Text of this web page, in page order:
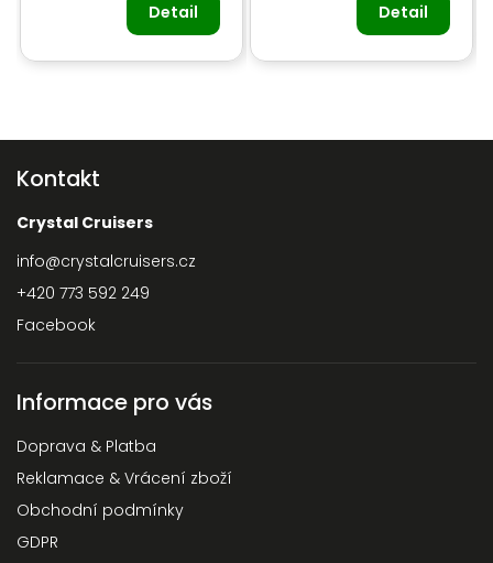
Detail Detail
Kontakt
Crystal Cruisers
info@crystalcruisers.cz
+420 773 592 249
Facebook
Informace pro vás
Doprava & Platba
Reklamace & Vrácení zboží
Obchodní podmínky
GDPR